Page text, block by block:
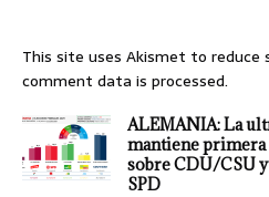
This site uses Akismet to reduce
comment data is processed.
ALEMANIA: La
mantiene primera
sobre CDU/CSU
SPD